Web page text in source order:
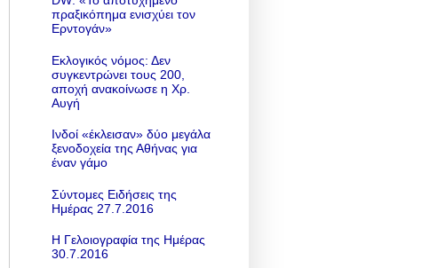
πραξικόπημα ενισχύει τον
Ερντογάν»
Εκλογικός νόμος: Δεν
συγκεντρώνει τους 200,
αποχή ανακοίνωσε η Χρ.
Αυγή
Ινδοί «έκλεισαν» δύο μεγάλα
ξενοδοχεία της Αθήνας για
έναν γάμο
Σύντομες Ειδήσεις της
Ημέρας 27.7.2016
Η Γελοιογραφία της Ημέρας
30.7.2016